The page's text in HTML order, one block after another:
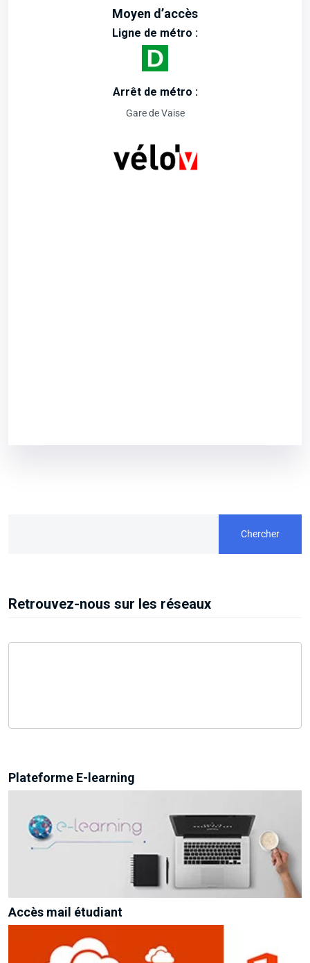
Moyen d’accès
Ligne de métro :
Arrêt de métro :
Gare de Vaise
Chercher
Retrouvez-nous sur les réseaux
Plateforme E-learning
Accès mail étudiant